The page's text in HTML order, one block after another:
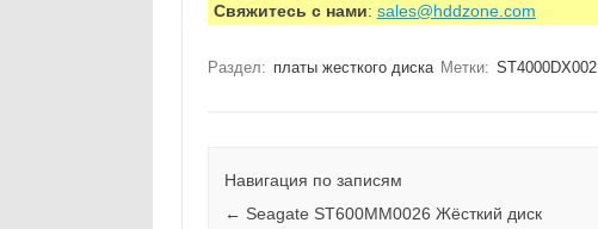
Свяжитесь с нами: sales@hddzone.com
Раздел: платы жесткого диска Метки: ST4000DX002
Навигация по записям
← Seagate ST600MM0026 Жёсткий диск